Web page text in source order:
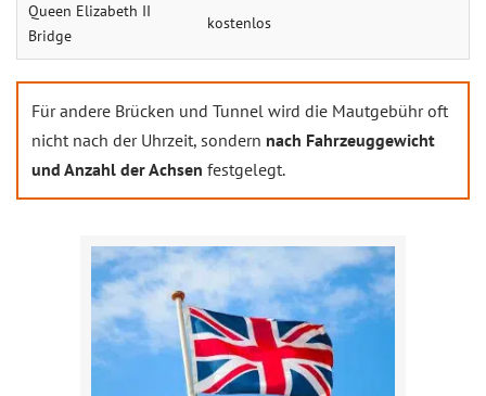
Queen Elizabeth II
Bridge
kostenlos
Für andere Brücken und Tunnel wird die Mautgebühr oft
nicht nach der Uhrzeit, sondern nach Fahrzeuggewicht
und Anzahl der Achsen festgelegt.